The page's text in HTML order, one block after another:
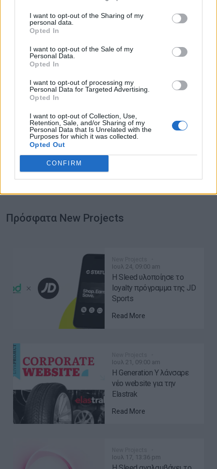
I want to opt-out of the Sharing of my
personal data.
Opted In
I want to opt-out of the Sale of my
Personal Data.
Opted In
I want to opt-out of processing my
Personal Data for Targeted Advertising.
Opted In
I want to opt-out of Collection, Use,
Retention, Sale, and/or Sharing of my
Personal Data that Is Unrelated with the
Purposes for which it was collected.
Opted Out
CONFIRM
Πρόσφατα New Projects
Ιουλ 24, 09:00 am
Η Sleed υλοποίησε το
loyalty πρόγραμμα της JD
Sports
Read More
Ιουλ 21, 09:00 am
H Generation Y λάνσαρε
νέο website για την
Elastrak
Read More
Ιουλ 17, 13:36 pm